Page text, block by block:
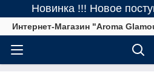
Новинка !!! Новое
Интернет-Магазин "Aroma